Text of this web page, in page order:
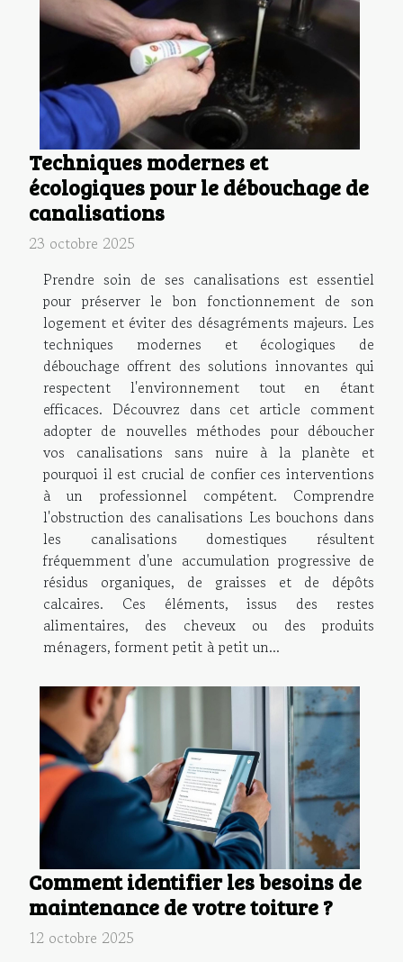
Techniques modernes et
écologiques pour le débouchage de
canalisations
23 octobre 2025
Prendre soin de ses canalisations est essentiel
pour préserver le bon fonctionnement de son
logement et éviter des désagréments majeurs. Les
techniques modernes et écologiques de
débouchage offrent des solutions innovantes qui
respectent l'environnement tout en étant
efficaces. Découvrez dans cet article comment
adopter de nouvelles méthodes pour déboucher
vos canalisations sans nuire à la planète et
pourquoi il est crucial de confier ces interventions
à un professionnel compétent. Comprendre
l'obstruction des canalisations Les bouchons dans
les canalisations domestiques résultent
fréquemment d'une accumulation progressive de
résidus organiques, de graisses et de dépôts
calcaires. Ces éléments, issus des restes
alimentaires, des cheveux ou des produits
ménagers, forment petit à petit un...
Comment identifier les besoins de
maintenance de votre toiture ?
12 octobre 2025